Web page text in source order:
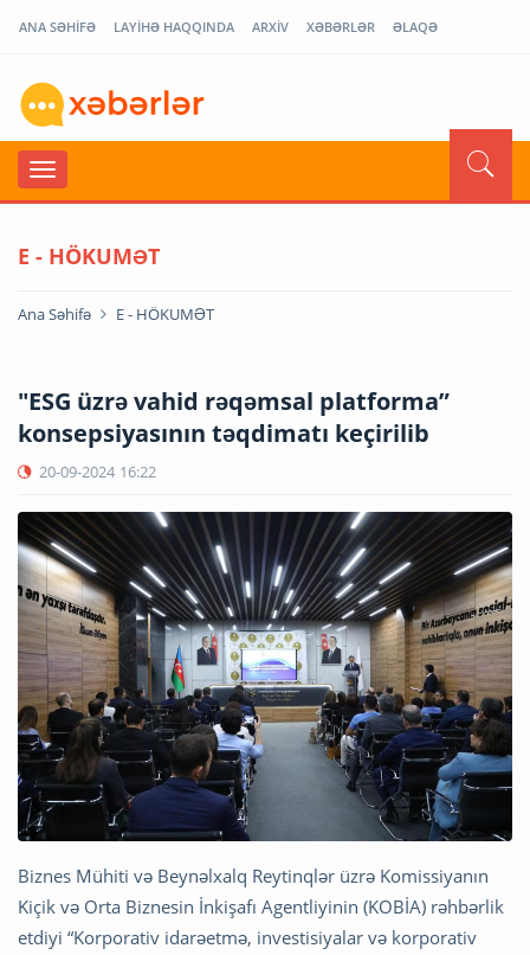
ANA SƏHİFƏ LAYİHƏ HAQQINDA ARXİV XƏBƏRLƏR ƏLAQƏ
E - HÖKUMƏT
Ana Səhifə E - HÖKUMƏT
"ESG üzrə vahid rəqəmsal platforma”
konsepsiyasının təqdimatı keçirilib
20-09-2024 16:22
Biznes Mühiti və Beynəlxalq Reytinqlər üzrə Komissiyanın
Kiçik və Orta Biznesin İnkişafı Agentliyinin (KOBİA) rəhbərlik
etdiyi “Korporativ idarəetmə, investisiyalar və korporativ